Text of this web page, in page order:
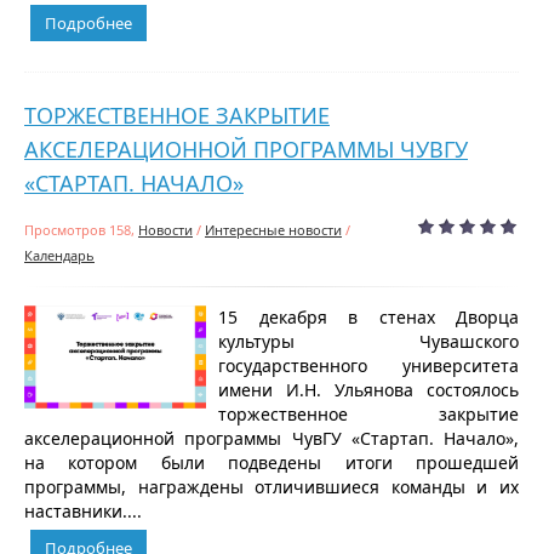
Подробнее
ТОРЖЕСТВЕННОЕ ЗАКРЫТИЕ
АКСЕЛЕРАЦИОННОЙ ПРОГРАММЫ ЧУВГУ
«СТАРТАП. НАЧАЛО»
Просмотров 158, Новости / Интересные новости /
Календарь
15 декабря в стенах Дворца
культуры Чувашского
государственного университета
имени И.Н. Ульянова состоялось
торжественное закрытие
акселерационной программы ЧувГУ «Стартап. Начало»,
на котором были подведены итоги прошедшей
программы, награждены отличившиеся команды и их
наставники....
Подробнее